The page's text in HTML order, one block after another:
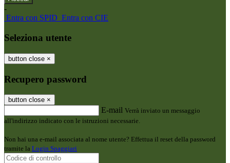
-
Entra con SPID Entra con CIE
Seleziona utente
button close ×
Recupero password
button close ×
E-mail Verrà inviato un messaggio
all'indirizzo indicato con le istruzioni necessarie.
Non hai una e-mail associata al nome utente? Effettua il reset della password
tramite la Login Spaggiari